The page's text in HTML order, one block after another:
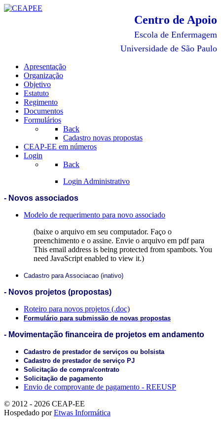
Centro de Apoio
Escola de Enfermagem
Universidade de São Paulo
Apresentação
Organização
Objetivo
Estatuto
Regimento
Documentos
Formulários
Back
Cadastro novas propostas
CEAP-EE em números
Login
Back
Login Administrativo
- Novos associados
Modelo de requerimento para novo associado
(baixe o arquivo em seu computador. Faço o
preenchimento e o assine. Envie o arquivo em pdf para
This email address is being protected from spambots. You
need JavaScript enabled to view it.)
Cadastro para Associacao (inativo)
- Novos projetos (propostas)
Roteiro para novos projetos (.doc)
Formulário para submissão de novas propostas
- Movimentação financeira de projetos em andamento
Cadastro de prestador de serviços ou bolsista
Cadastro de prestador de serviço PJ
Solicitação de compra/contrato
Solicitação de pagamento
Envio de comprovante de pagamento - REEUSP
© 2012 - 2026 CEAP-EE
Hospedado porEtwas Informática